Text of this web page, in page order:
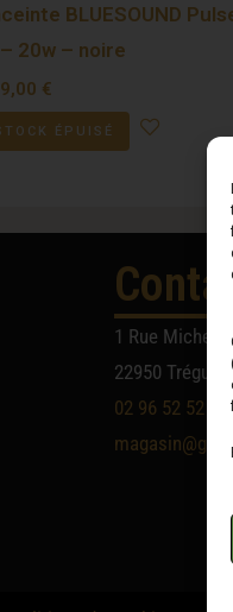
BLUESOUND
20w – noire
€
ÉPUISÉ
1 Rue Michel
22950
02 96 52 52 52